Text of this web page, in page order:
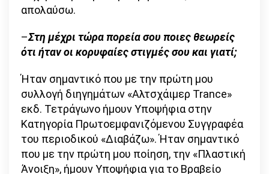
απολαύσω.
–Στη μέχρι τώρα πορεία σου ποιες θεωρείς
ότι ήταν οι κορυφαίες στιγμές σου και γιατί;
Ήταν σημαντικό που με την πρώτη μου
συλλογή διηγημάτων «Αλτσχάιμερ Trance»
εκδ. Τετράγωνο ήμουν Υποψήφια στην
Κατηγορία Πρωτοεμφανιζόμενου Συγγραφέα
του περιοδικού «Διαβάζω». Ήταν σημαντικό
που με την πρώτη μου ποίηση, την «Πλαστική
Άνοιξη», ήμουν Υποψήφια για το Βραβείο